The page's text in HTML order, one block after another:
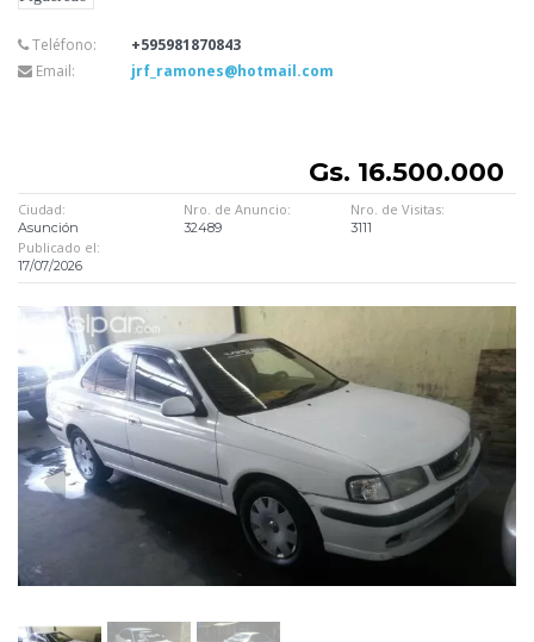
Teléfono:
+595981870843
Email:
jrf_ramones@hotmail.com
Gs. 16.500.000
Ciudad:
Asunción
Nro. de Anuncio:
32489
Nro. de Visitas:
3111
Publicado el:
17/07/2026